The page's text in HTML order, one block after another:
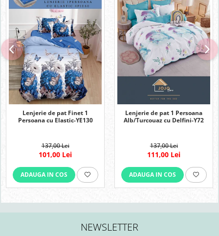
Lenjerie de pat Finet 1
Persoana cu Elastic-YE130
137,00 Lei
101,00 Lei
ADAUGA IN COS
Lenjerie de pat 1 Persoana
Alb/Turcouaz cu Delfini-Y72
137,00 Lei
111,00 Lei
ADAUGA IN COS
NEWSLETTER